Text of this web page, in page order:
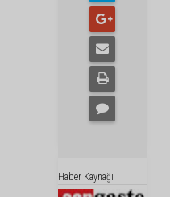
Haber Kaynağı